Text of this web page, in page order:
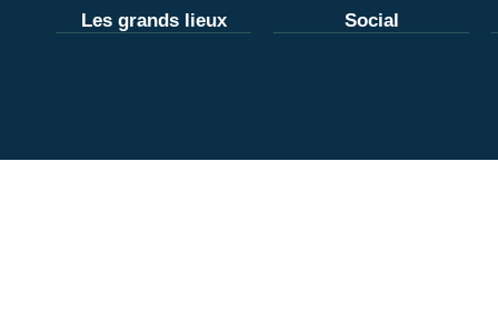
Les grands lieux Social